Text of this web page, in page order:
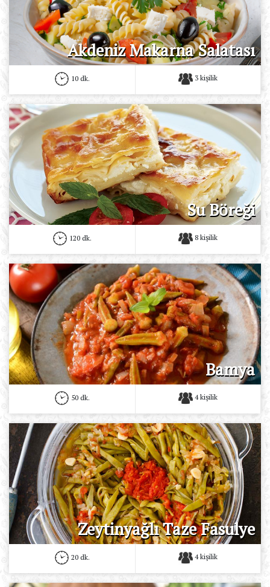
Akdeniz Makarna Salatası
10 dk. 3 kişilik
Su Böreği
120 dk. 8 kişilik
Bamya
50 dk. 4 kişilik
Zeytinyağlı Taze Fasulye
20 dk. 4 kişilik